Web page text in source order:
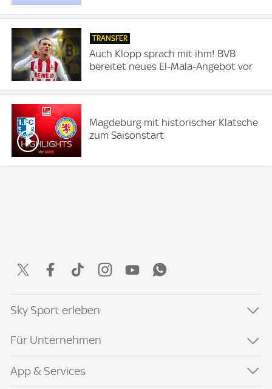
TRANSFER
Auch Klopp sprach mit ihm! BVB
bereitet neues El-Mala-Angebot vor
Magdeburg mit historischer Klatsche
zum Saisonstart
Sky Sport erleben
Für Unternehmen
App & Services